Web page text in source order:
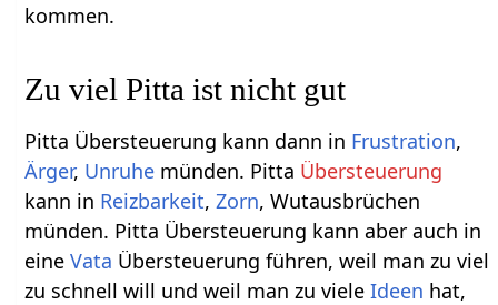
kommen.
Zu viel Pitta ist nicht gut
Pitta Übersteuerung kann dann in Frustration,
Ärger, Unruhe münden. Pitta Übersteuerung
kann in Reizbarkeit,Zorn, Wutausbrüchen
münden. Pitta Übersteuerung kann aber auch in
eineVata Übersteuerung führen, weil man zu viel
zu schnell will und weil man zu vieleIdeen hat,